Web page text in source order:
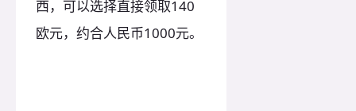
西，可以选择直接领取140
欧元，约合人民币1000元。